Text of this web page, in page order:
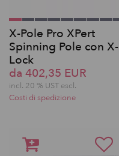
X-Pole Pro XPert
Spinning Pole con X-
Lock
da 402,35 EUR
incl. 20 % UST escl.
Costi di spedizione